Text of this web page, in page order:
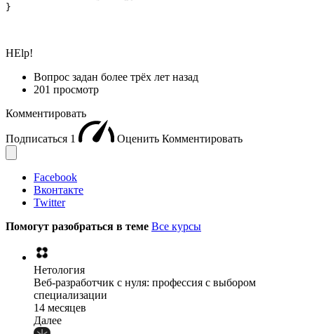
}
HElp!
Вопрос задан более трёх лет назад
201 просмотр
Комментировать
Подписаться 1 Оценить Комментировать
Facebook
Вконтакте
Twitter
Помогут разобраться в теме Все курсы
Нетология
Веб-разработчик с нуля: профессия с выбором
специализации
14 месяцев
Далее